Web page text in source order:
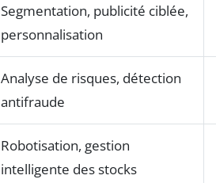
Segmentation, publicité ciblée,
personnalisation
Analyse de risques, détection
antifraude
Robotisation, gestion
intelligente des stocks